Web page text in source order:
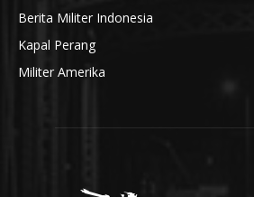
Berita Militer Indonesia
Kapal Perang
Militer Amerika